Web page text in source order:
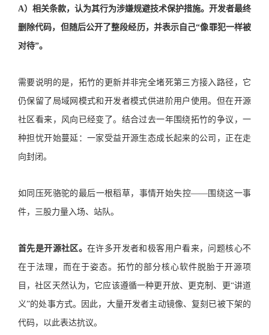
A）相关条款，认为其行为涉嫌规避技术保护措施。开发者最终
删除代码，但随后公开了整段经历，并表示自己“像罪犯一样被
对待”。
需要说明的是，拓竹的更新并非完全堵死第三方接入路径，它
仍保留了局域网模式和开发者模式供进阶用户使用。但在开源
社区看来，风向已经变了。结合过去一年围绕拓竹的争议，一
种担忧开始蔓延：一家受益开源生态成长起来的公司，正在走
向封闭。
如同压死骆驼的最后一根稻草，事情开始失控——围绕这一事
件，三股力量入场、站队。
首先是开源社区。在许多开发者和极客用户看来，问题核心不
在于法理，而在于姿态。拓竹的部分核心软件脱胎于开源项
目，社区天然认为，它应该遵循一种更开放、更克制、更“讲道
义”的处事方式。因此，大量开发者主动镜像、复刻已被下架的
代码，以此表达抗议。